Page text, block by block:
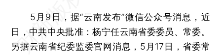
5月9日，据“云南发布”微信公众号消息，近
日，中共中央批准：杨宁任云南省委委员、常委。
另据云南省纪委监委官网消息，5月17日，省委常